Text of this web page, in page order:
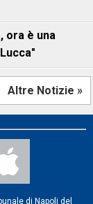
ora è una
Altre Notizie »
di Napoli del